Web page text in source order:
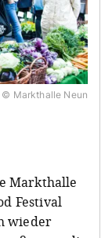
© Markthalle Neun
Markthalle
Festival
wieder